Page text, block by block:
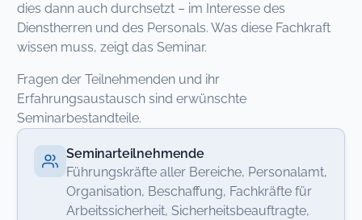
dies dann auch durchsetzt – im Interesse des
Dienstherren und des Personals. Was diese Fachkraft
wissen muss, zeigt das Seminar.
Fragen der Teilnehmenden und ihr
Erfahrungsaustausch sind erwünschte
Seminarbestandteile.
Seminarteilnehmende
Führungskräfte aller Bereiche, Personalamt,
Organisation, Beschaffung, Fachkräfte für
Arbeitssicherheit, Sicherheitsbeauftragte,